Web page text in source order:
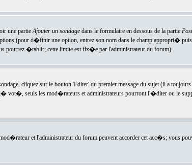
une partieAjouter un sondagedans le formulaire en dessous de la partie
(pour d�finir une option, entrez son nom dans le champ appropri�
pourrez �tablir; cette limite est fix�e par l'administrateur du forum).
cliquez sur le bouton 'Editer' du premier message du sujet (il a
vot�, seuls les mod�rateurs et administrateurs pourront l'�diter ou le
et l'administrateur du forum peuvent accorder cet acc�s; vous